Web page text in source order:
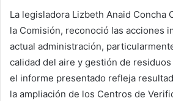
La legisladora Lizbeth Anaid Concha
la Comisión, reconoció las acciones
actual administración,
calidad del aire y gestión de
el informe presentado refleja
la ampliación de los Centros de